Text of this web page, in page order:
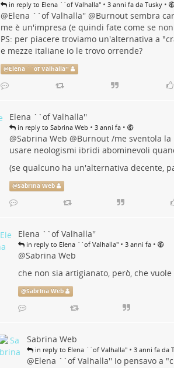
in reply to Elena ``of Valhalla'' • 3 anni fa da Tusky •
@Elena ``of Valhalla'' @Burnoutsembra
me è un'impresa (e quindi fate come se
PS: per piacere troviamo un'alternativa a
e mezze italiane io le trovo orrende?
@Elena ``of Valhalla''
Elena ``of Valhalla''
in reply to Sabrina Web • 3 anni fa •
@Sabrina Web @Burnout/me sventola la
usare neologismi ibridi abominevoli
(se qualcuno ha un'alternativa decente,
@Sabrina Web
Elena ``of Valhalla''
in reply to Elena ``of Valhalla'' • 3 anni fa •
@Sabrina Web
che non sia artigianato, però, che
@Sabrina Web
Sabrina Web
in reply to Elena ``of Valhalla'' • 3 anni fa da
@Elena ``of Valhalla''Io pensavo a